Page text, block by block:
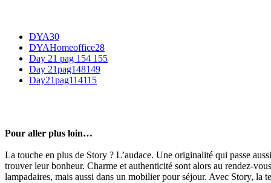
DYA30
DYAHomeoffice28
Day 21 pag 154 155
Day 21pag148149
Day21pag114115
Pour aller plus loin…
La touche en plus de Story ? L’audace. Une originalité qui passe
trouver leur bonheur. Charme et authenticité sont alors au rendez-
lampadaires, mais aussi dans un mobilier pour séjour. Avec Story, la